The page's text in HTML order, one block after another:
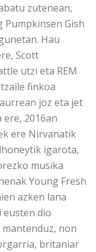
zutenean,
Pumpkinsen Gish
Hau
Scott
utzi eta REM
finkoa
joz eta jet
2016an
ere Nirvanatik
igarota,
musika
Young Fresh
azken lana
eusten dio
non
britaniar